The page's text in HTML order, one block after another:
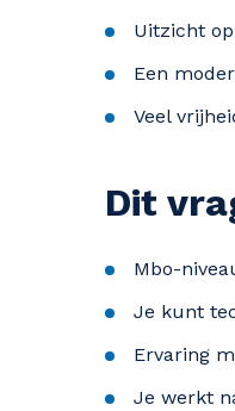
Uitzicht
Een
Veel
Dit
Mbo-
Je kunt
Ervaring
Je werkt